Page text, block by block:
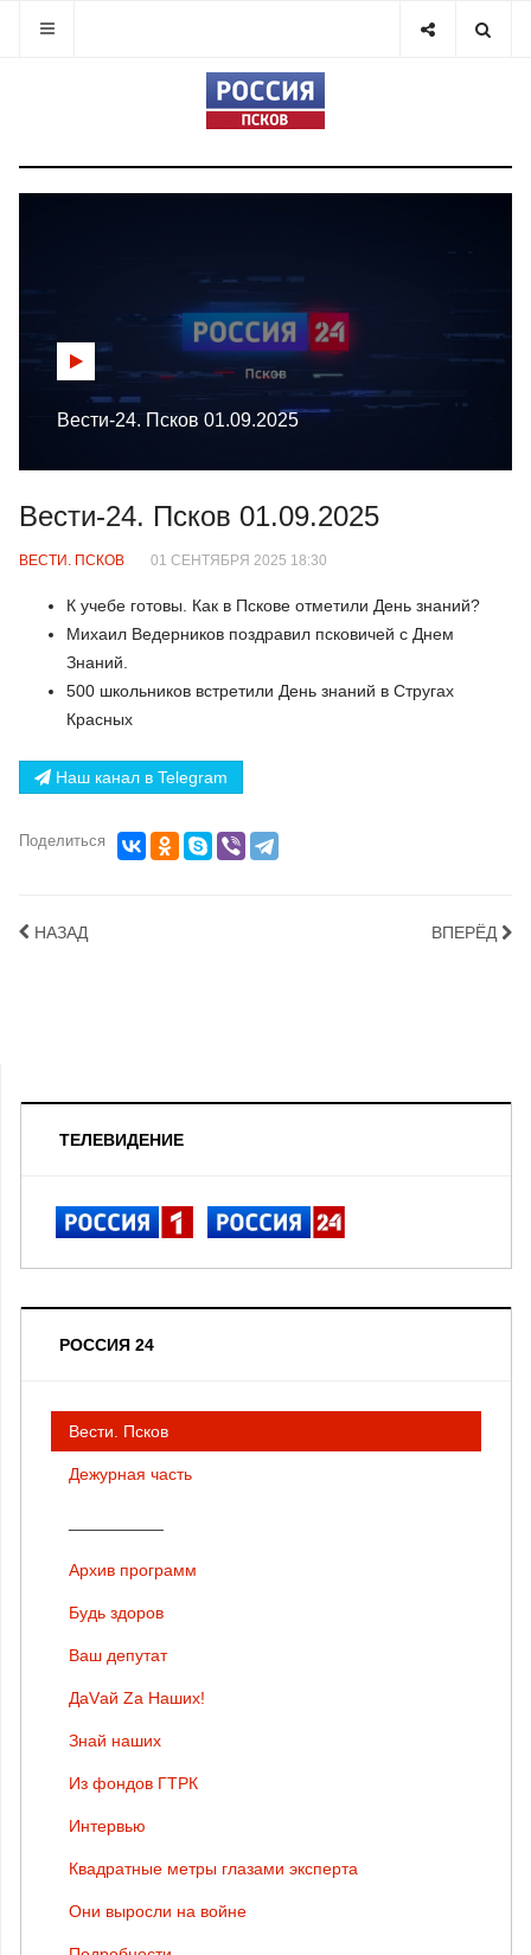
Вести-24. Псков 01.09.2025
Вести-24. Псков 01.09.2025
ВЕСТИ. ПСКОВ 01 СЕНТЯБРЯ 2025 18:30
К учебе готовы. Как в Пскове отметили День знаний?
Михаил Ведерников поздравил псковичей с Днем
Знаний.
500 школьников встретили День знаний в Стругах
Красных
Наш канал в Telegram
Поделиться
НАЗАД ВПЕРЁД
ТЕЛЕВИДЕНИЕ
РОССИЯ 24
Вести. Псков
Дежурная часть
Архив программ
Будь здоров
Ваш депутат
ДаVай Zа Наших!
Знай наших
Из фондов ГТРК
Интервью
Квадратные метры глазами эксперта
Они выросли на войне